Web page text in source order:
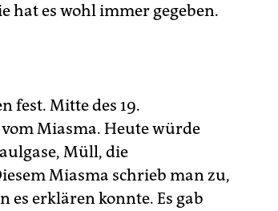
hat es wohl immer gegeben.
fest. Mitte des 19.
Miasma. Heute würde
Müll, die
Miasma schrieb man zu,
es erklären konnte. Es gab